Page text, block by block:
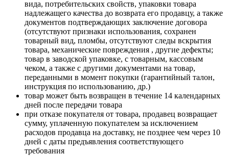
вида, потребительских свойств, упаковки товара
надлежащего качества до возврата его продавцу, а также
документов подтверждающих заключение договора
(отсутствуют признаки использования, сохранен
товарный вид, пломбы, отсутствуют следы вскрытия
товара, механические повреждения , другие дефекты;
товар в заводской упаковке, с товарным, кассовым
чеком, а также с другими документами на товар,
переданными в момент покупки (гарантийный талон,
инструкция по использованию, др.)
товар может быть возвращен в течение 14 календарных
дней после передачи товара
при отказе покупателя от товара, продавец возвращает
сумму, уплаченную покупателем за исключением
расходов продавца на доставку, не позднее чем через 10
дней с даты предъявления соответствующего
требования